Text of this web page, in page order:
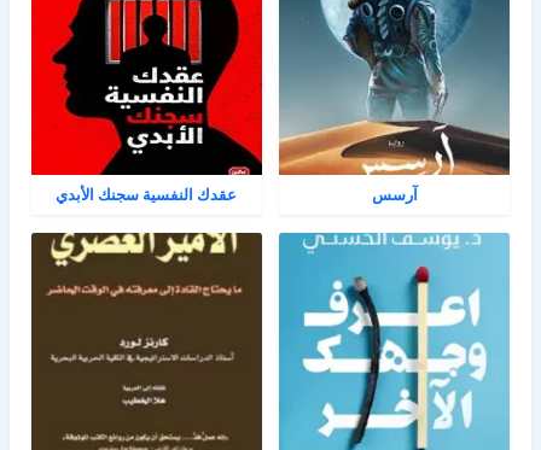
آرسس عقدك النفسية سجنك الأبدي